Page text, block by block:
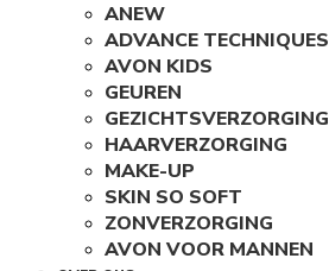
ANEW
ADVANCE TECHNIQUES
AVON KIDS
GEUREN
GEZICHTSVERZORGING
HAARVERZORGING
MAKE-UP
SKIN SO SOFT
ZONVERZORGING
AVON VOOR MANNEN